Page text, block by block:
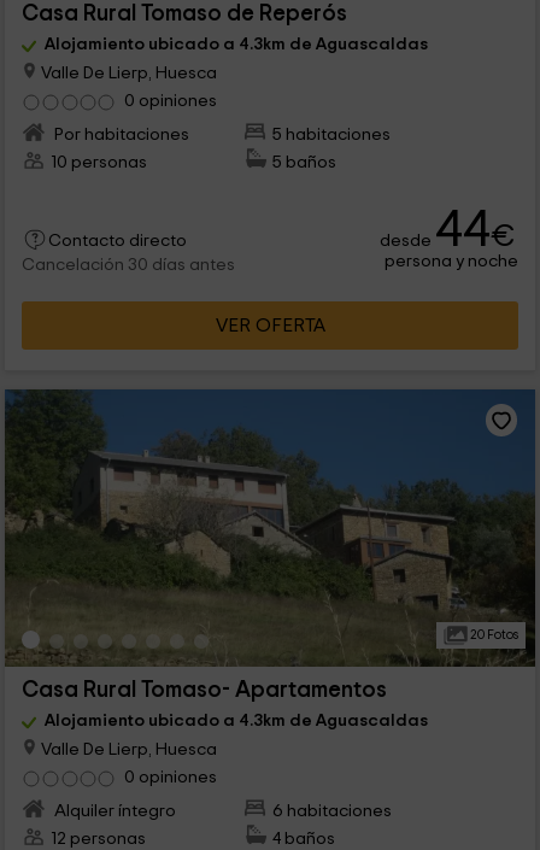
Casa Rural Tomaso de Reperós
Alojamiento ubicado a 4.3km de Aguascaldas
Valle De Lierp, Huesca
0 opiniones
Por habitaciones
5 habitaciones
10 personas
5 baños
Contacto directo
Cancelación 30 días antes
desde 44€
persona y noche
VER OFERTA
20 Fotos
Casa Rural Tomaso- Apartamentos
Alojamiento ubicado a 4.3km de Aguascaldas
Valle De Lierp, Huesca
0 opiniones
Alquiler íntegro
6 habitaciones
12 personas
4 baños